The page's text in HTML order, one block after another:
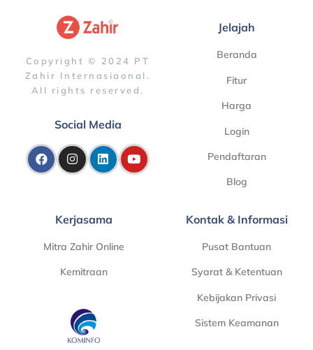
Copyright © 2024 PT
Zahir Internasiaonal.
All rights reserved.
Social Media
Jelajah
Beranda
Fitur
Harga
Login
Pendaftaran
Blog
Kerjasama
Mitra Zahir Online
Kemitraan
Kontak & Informasi
Pusat Bantuan
Syarat & Ketentuan
Kebijakan Privasi
Sistem Keamanan